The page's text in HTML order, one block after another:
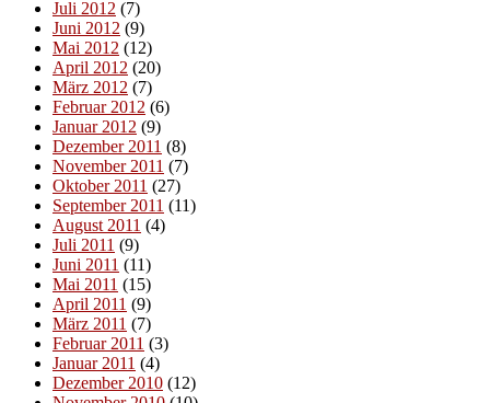
Juli 2012 (7)
Juni 2012 (9)
Mai 2012 (12)
April 2012 (20)
März 2012 (7)
Februar 2012 (6)
Januar 2012 (9)
Dezember 2011 (8)
November 2011 (7)
Oktober 2011 (27)
September 2011 (11)
August 2011 (4)
Juli 2011 (9)
Juni 2011 (11)
Mai 2011 (15)
April 2011 (9)
März 2011 (7)
Februar 2011 (3)
Januar 2011 (4)
Dezember 2010 (12)